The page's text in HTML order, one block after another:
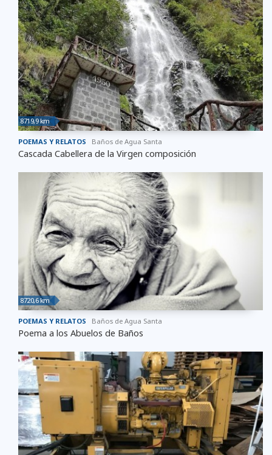
8719,9 km
POEMAS Y RELATOS Baños de Agua Santa
Cascada Cabellera de la Virgen composición
8720,6 km
POEMAS Y RELATOS Baños de Agua Santa
Poema a los Abuelos de Baños